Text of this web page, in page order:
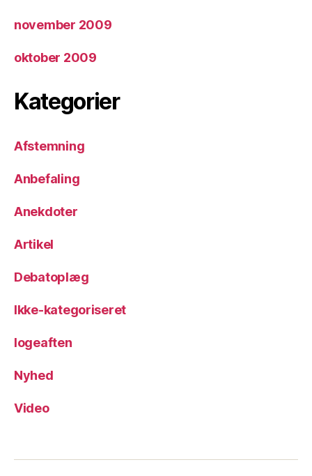
november 2009
oktober 2009
Kategorier
Afstemning
Anbefaling
Anekdoter
Artikel
Debatoplæg
Ikke-kategoriseret
logeaften
Nyhed
Video